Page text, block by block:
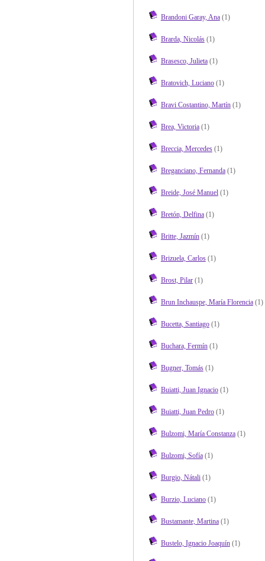
Brandoni Garay, Ana(1)
Brarda, Nicolás(1)
Brasesco, Julieta(1)
Bratovich, Luciano(1)
Bravi Costantino, Martín(1)
Brea, Victoria(1)
Breccia, Mercedes(1)
Breganciano, Fernanda(1)
Breide, José Manuel(1)
Bretón, Delfina(1)
Britte, Jazmín(1)
Brizuela, Carlos(1)
Brost, Pilar(1)
Brun Inchauspe, María Florencia(1)
Bucetta, Santiago(1)
Buchara, Fermín(1)
Bugner, Tomás(1)
Buiatti, Juan Ignacio(1)
Buiatti, Juan Pedro(1)
Bulzomi, María Constanza(1)
Bulzomi, Sofía(1)
Burgio, Nátali(1)
Burzio, Luciano(1)
Bustamante, Martina(1)
Bustelo, Ignacio Joaquín(1)